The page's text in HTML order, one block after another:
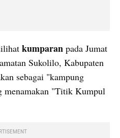
kumparan pada Jumat
Sukolilo, Kabupaten
sebagai "kampung
menamakan "Titik Kumpul